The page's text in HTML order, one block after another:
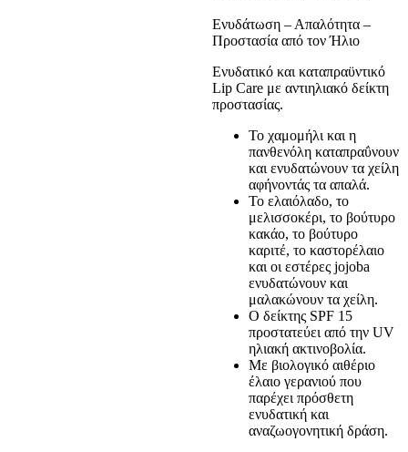
Ενυδάτωση – Απαλότητα –
Προστασία από τον Ήλιο
Ενυδατικό και καταπραϋντικό
Lip Care με αντιηλιακό δείκτη
προστασίας.
Το χαμομήλι και η
πανθενόλη καταπραΰνουν
και ενυδατώνουν τα χείλη
αφήνοντάς τα απαλά.
Το ελαιόλαδο, το
μελισσοκέρι, το βούτυρο
κακάο, το βούτυρο
καριτέ, το καστορέλαιο
και οι εστέρες jojoba
ενυδατώνουν και
μαλακώνουν τα χείλη.
Ο δείκτης SPF 15
προστατεύει από την UV
ηλιακή ακτινοβολία.
Με βιολογικό αιθέριο
έλαιο γερανιού που
παρέχει πρόσθετη
ενυδατική και
αναζωογονητική δράση.